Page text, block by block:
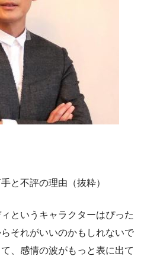
と不評の理由（抜粋）
というキャラクターはぴった
それがいいのかもしれないで
、感情の波がもっと表に出て